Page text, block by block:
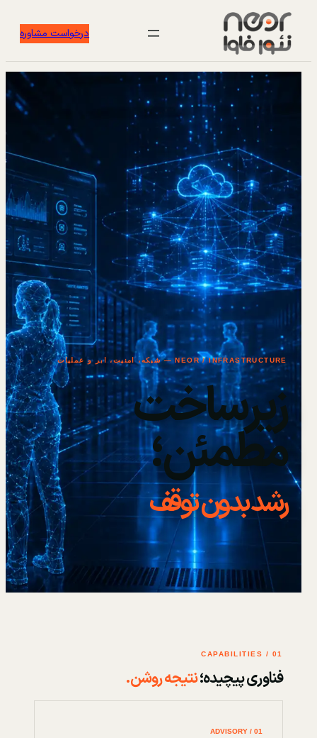
درخواست مشاوره
NEOR / INFRASTRUCTURE — شبکه، امنیت، ابر و عملیات
زیرساخت
مطمئن؛
رشد بدون توقف
01 / CAPABILITIES
فناوری پیچیده؛نتیجه روشن.
01 / ADVISORY